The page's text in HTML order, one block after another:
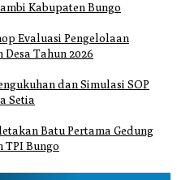
Kabupaten Bungo
Evaluasi Pengelolaan
Tahun 2026
dan Simulasi SOP
Setia
Batu Pertama Gedung
TPI Bungo